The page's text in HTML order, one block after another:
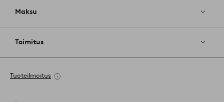
Maksu
Toimitus
Tuoteilmoitus